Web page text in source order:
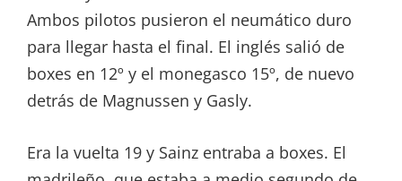
Ambos pilotos pusieron el neumático duro
para llegar hasta el final. El inglés salió de
boxes en 12º y el monegasco 15º, de nuevo
detrás de Magnussen y Gasly.
Era la vuelta 19 y Sainz entraba a boxes. El